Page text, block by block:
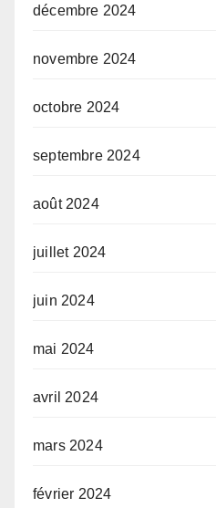
décembre 2024
novembre 2024
octobre 2024
septembre 2024
août 2024
juillet 2024
juin 2024
mai 2024
avril 2024
mars 2024
février 2024